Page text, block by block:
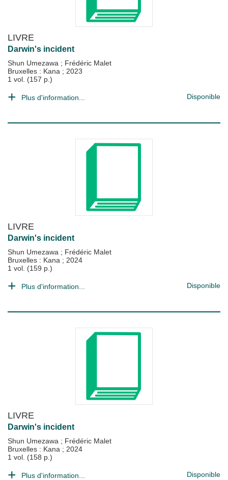
LIVRE
Darwin's incident
Shun Umezawa ; Frédéric Malet
Bruxelles : Kana ; 2023
1 vol. (157 p.)
Plus d'information... Disponible
LIVRE
Darwin's incident
Shun Umezawa ; Frédéric Malet
Bruxelles : Kana ; 2024
1 vol. (159 p.)
Plus d'information... Disponible
LIVRE
Darwin's incident
Shun Umezawa ; Frédéric Malet
Bruxelles : Kana ; 2024
1 vol. (158 p.)
Plus d'information... Disponible